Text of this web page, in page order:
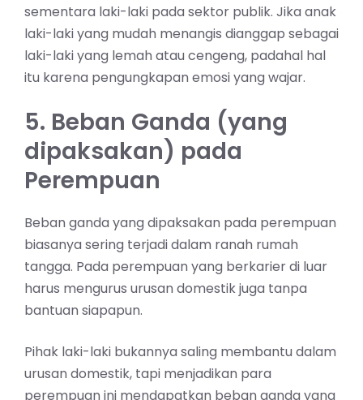
sementara laki-laki pada sektor publik. Jika anak
laki-laki yang mudah menangis dianggap sebagai
laki-laki yang lemah atau cengeng, padahal hal
itu karena pengungkapan emosi yang wajar.
5. Beban Ganda (yang
dipaksakan) pada
Perempuan
Beban ganda yang dipaksakan pada perempuan
biasanya sering terjadi dalam ranah rumah
tangga. Pada perempuan yang berkarier di luar
harus mengurus urusan domestik juga tanpa
bantuan siapapun.
Pihak laki-laki bukannya saling membantu dalam
urusan domestik, tapi menjadikan para
perempuan ini mendapatkan beban ganda yang